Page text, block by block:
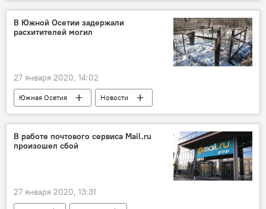
В Южной Осетии задержали
расхитителей могил
27 января 2020, 14:02
Южная Осетия
Новости
Происшествия
В работе почтового сервиса Mail.ru
произошел сбой
27 января 2020, 13:31